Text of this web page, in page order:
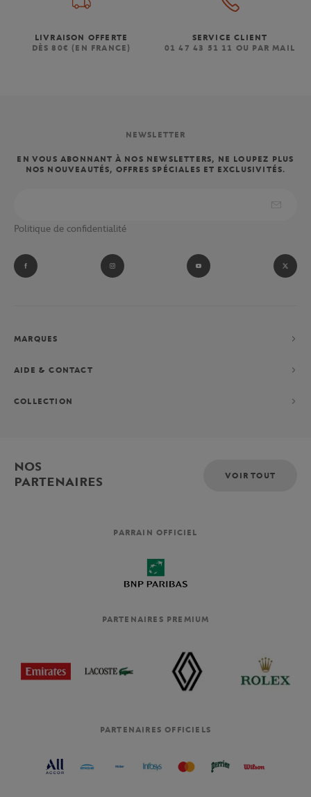
LIVRAISON OFFERTE
DÈS 80€ (EN FRANCE)
SERVICE CLIENT
01 47 43 51 11 OU PAR MAIL
NEWSLETTER
EN VOUS ABONNANT À NOS NEWSLETTERS, NE LOUPEZ PLUS
NOS NOUVEAUTÉS, OFFRES SPÉCIALES ET EXCLUSIVITÉS.
Politique de confidentialité
MARQUES
AIDE & CONTACT
COLLECTION
NOS
PARTENAIRES
VOIR TOUT
PARRAIN OFFICIEL
PARTENAIRES PREMIUM
PARTENAIRES OFFICIELS